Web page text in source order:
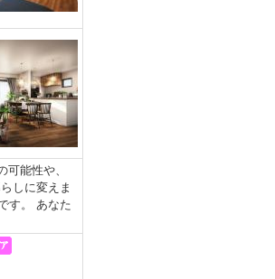
能性や、
しに変えま
す。 あなた